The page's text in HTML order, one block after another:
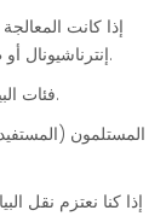
إذا كانت
إنترناشيونال أو طرف ثالث، أو المعلومات المتعلقة بهذه المصالح.
فئات البيانات الشخصية التي تم جمعها وتخزينها ومعالجتها.
المستلمون
إذا كنا نعتزم نقل